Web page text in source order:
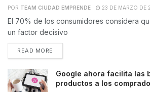
POR TEAM CIUDAD EMPRENDE 23 DE MARZO DE
El 70% de los consumidores considera
un factor decisivo
READ MORE
Google ahora facilita las
productos a los